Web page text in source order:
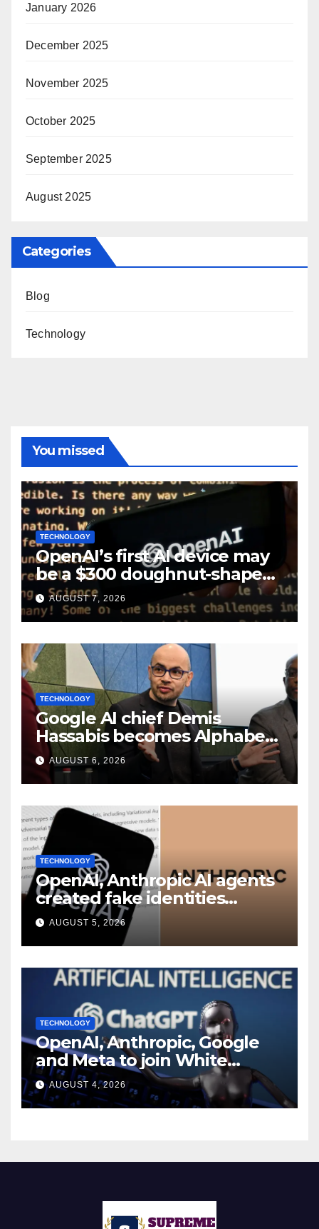
January 2026
December 2025
November 2025
October 2025
September 2025
August 2025
Categories
Blog
Technology
You missed
TECHNOLOGY
OpenAI’s first AI device may
be a $300 doughnut-shaped
smart speaker: Report
AUGUST 7, 2026
TECHNOLOGY
Google AI chief Demis
Hassabis becomes Alphabet
chief scientist in leadership
shakeup
AUGUST 6, 2026
TECHNOLOGY
OpenAI, Anthropic AI agents
created fake identities
during UK cyber tests:
Report
AUGUST 5, 2026
TECHNOLOGY
OpenAI, Anthropic, Google
and Meta to join White
House AI security meeting
AUGUST 4, 2026